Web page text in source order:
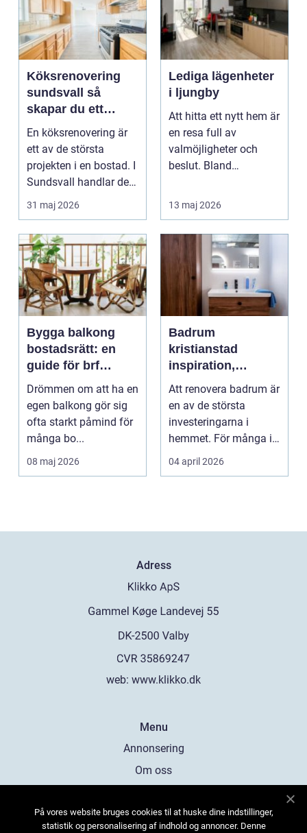
Köksrenovering
sundsvall så
skapar du ett
hållbart och
funktionellt kök
En köksrenovering är
ett av de största
projekten i en bostad. I
Sundsvall handlar det
ofta om att ko...
31 maj 2026
Lediga lägenheter
i ljungby
Att hitta ett nytt hem är
en resa full av
valmöjligheter och
beslut. Bland
och sjö...
13 maj 2026
Bygga balkong
bostadsrätt: en
guide för brf
medlemmar
Drömmen om att ha en
egen balkong gör sig
ofta starkt påmind för
många bo...
08 maj 2026
Badrum
kristianstad
inspiration,
planering och
smarta val
Att renovera badrum är
en av de största
investeringarna i
hemmet. För många i
och runt Kristianstad ...
04 april 2026
Adress
web: www.klikko.dk
Menu
Annonsering
Om oss
Kontakta oss
På vores website bruges cookies til at huske dine indstillinger,
statistik og personalisering af indhold og annoncer. Denne